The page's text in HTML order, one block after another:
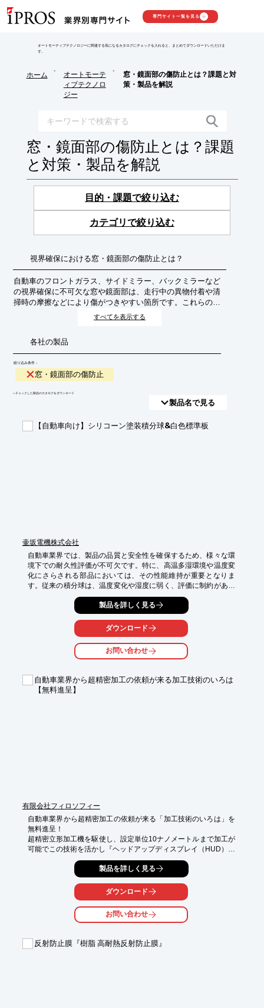
専門サイト一覧を見る
オートモーティブテクノロジーに関連する気になるカタログにチェックを入れると、まとめてダウンロードいただけま
す。
ホーム
>
オートモーテ
ィブテクノロ
ジー
>
窓・鏡面部の傷防止とは？課題と対
策・製品を解説
窓・鏡面部の傷防止とは？課題
と対策・製品を解説
目的・課題で絞り込む
カテゴリで絞り込む
視界確保における窓・鏡面部の傷防止とは？
自動車のフロントガラス、サイドミラー、バックミラーなど
の視界確保に不可欠な窓や鏡面部は、走行中の異物付着や清
掃時の摩擦などにより傷がつきやすい箇所です。これらの傷
は視界を妨げ、安全運転に支障をきたす可能性があるため、
傷を未然に防ぐための技術や対策が重要視されています。
すべてを表示する
各社の製品
絞り込み条件：
窓・鏡面部の傷防止
​▼チェックした製品のカタログをダウンロード
製品名で見る
【自動車向け】シリコーン塗装積分球&白色標準板
壷坂電機株式会社
自動車業界では、製品の品質と安全性を確保するため、様々な環
境下での耐久性評価が不可欠です。特に、高温多湿環境や温度変
化にさらされる部品においては、その性能維持が重要となりま
す。従来の積分球は、温度変化や湿度に弱く、評価に制約があり
ました。当社のシリコーン塗装積分球&白色標準板は、水や温度
変化に強い高反射白色シリコーンで塗装されており、過酷な環境
下での耐久性評価を可能にします。
【活用シーン】
・自動車部品の耐光性試験
・車載ディスプレイの輝度測定
【導入の効果】
・恒温恒湿環境下での安定した測定
製品を詳しく見る
ダウンロード
お問い合わせ
自動車業界から超精密加工の依頼が来る加工技術のいろは
【無料進呈】
有限会社フィロソフィー
自動車業界から超精密加工の依頼が来る「加工技術のいろは」を
無料進呈！
超精密立形加工機を駆使し、設定単位10ナノメートルまで加工が
可能でこの技術を活かし『ヘッドアップディスプレイ（HUD）用
非球面ミラー金型』など、実績多数！
製品の付加価値を上げるため、ハンドラップ、凸自由曲面鏡面加
工、マイクロレンズアレイなど多くの技術ができる設備を整えて
また、金型設計では樹脂流動解析を行い45年間培ったノウハウと
技術でお客様のニーズに迅速に対応しています。成型機サイズ、
型、インサート成形型など、多くの仕様の金型に対応致します。
プラスチックレンズ金型のことならお任せください。
製品を詳しく見る
ダウンロード
お問い合わせ
反射防止膜『樹脂 高耐熱反射防止膜』